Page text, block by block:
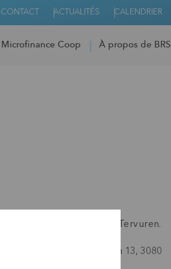
CONTACT ACTUALITÉS CALENDRIER
Microfinance Coop À propos de BRS
Tervuren.
Avenue de Louvain 13, 3080